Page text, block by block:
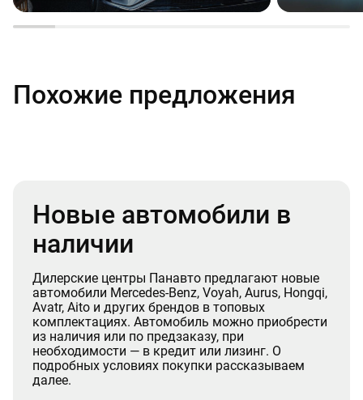
Похожие предложения
Новые автомобили в
наличии
Дилерские центры Панавто предлагают новые
автомобили Mercedes-Benz, Voyah, Aurus, Hongqi,
Avatr, Aito и других брендов в топовых
комплектациях. Автомобиль можно приобрести
из наличия или по предзаказу, при
необходимости — в кредит или лизинг. О
подробных условиях покупки рассказываем
далее.